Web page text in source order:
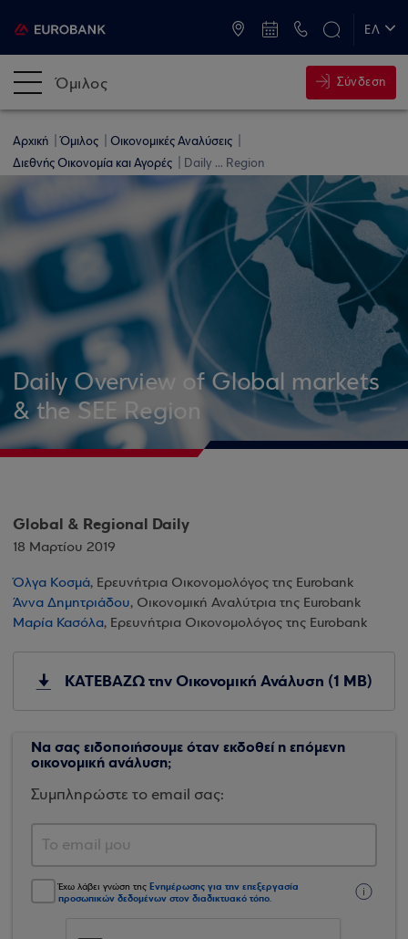
ΕΛ
Όμιλος Σύνδεση
Αρχική Όμιλος
Οικονομικές Αναλύσεις
Διεθνής Οικονομία και Αγορές
Daily ... Region
Daily Overview of Global markets
& the SEE Region
Global & Regional Daily
18 Μαρτίου 2019
Όλγα Κοσμά, Ερευνήτρια Οικονομολόγος της Eurobank
Άννα Δημητριάδου, Οικονομική Αναλύτρια της Eurobank
Μαρία Κασόλα, Ερευνήτρια Οικονομολόγος της Eurobank
ΚΑΤΕΒΑΖΩ την Οικονομική Ανάλυση (1 MB)
Να σας ειδοποιήσουμε όταν εκδοθεί η επόμενη
οικονομική ανάλυση;
Συμπληρώστε το email σας:
Έχω λάβει γνώση της Ενημέρωσης για την επεξεργασία
προσωπικών δεδομένων στον διαδικτυακό τόπο.